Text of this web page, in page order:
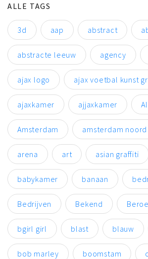
ALLE TAGS
3d aap abstract
abstracte leeuw agency
ajax logo ajax voetbal kunst
ajaxkamer ajjaxkamer
Amsterdam amsterdam noord
arena art asian graffiti
babykamer banaan
Bedrijven Bekend
bgirl girl blast blauw
bob marley boomstam